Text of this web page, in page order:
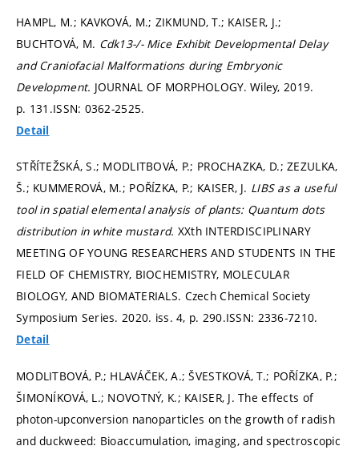
HAMPL, M.; KAVKOVÁ, M.; ZIKMUND, T.; KAISER, J.;
BUCHTOVÁ, M. Cdk13-/- Mice Exhibit Developmental Delay
and Craniofacial Malformations during Embryonic
Development. JOURNAL OF MORPHOLOGY. Wiley, 2019.
p. 131.ISSN: 0362-2525.
Detail
STŘÍTEŽSKÁ, S.; MODLITBOVÁ, P.; PROCHAZKA, D.; ZEZULKA,
Š.; KUMMEROVÁ, M.; POŘÍZKA, P.; KAISER, J. LIBS as a useful
tool in spatial elemental analysis of plants: Quantum dots
distribution in white mustard. XXth INTERDISCIPLINARY
MEETING OF YOUNG RESEARCHERS AND STUDENTS IN THE
FIELD OF CHEMISTRY, BIOCHEMISTRY, MOLECULAR
BIOLOGY, AND BIOMATERIALS. Czech Chemical Society
Symposium Series. 2020. iss. 4, p. 290.ISSN: 2336-7210.
Detail
MODLITBOVÁ, P.; HLAVÁČEK, A.; ŠVESTKOVÁ, T.; POŘÍZKA, P.;
ŠIMONÍKOVÁ, L.; NOVOTNÝ, K.; KAISER, J. The effects of
photon-upconversion nanoparticles on the growth of radish
and duckweed: Bioaccumulation, imaging, and spectroscopic